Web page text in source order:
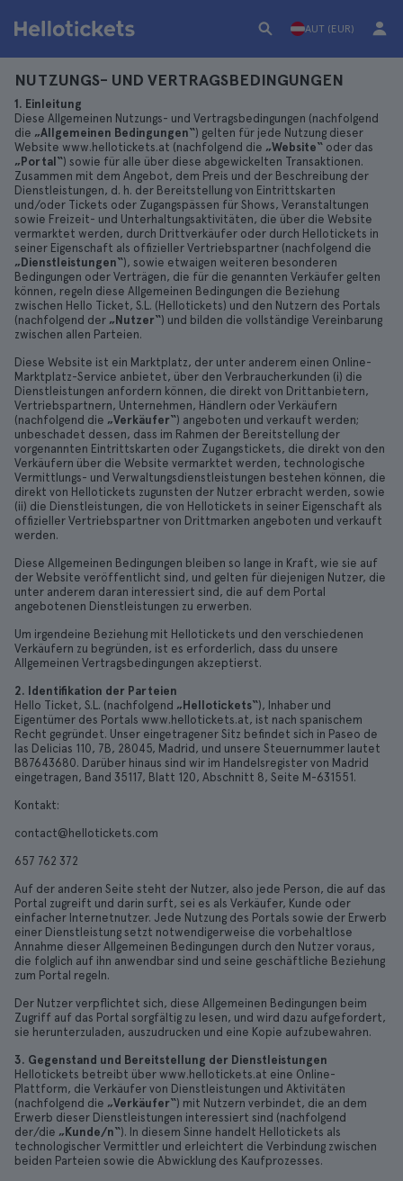
AUT (EUR)
NUTZUNGS- UND VERTRAGSBEDINGUNGEN
1. Einleitung
Diese Allgemeinen Nutzungs- und Vertragsbedingungen (nachfolgend
die „Allgemeinen Bedingungen“) gelten für jede Nutzung dieser
Website www.hellotickets.at (nachfolgend die „Website“ oder das
„Portal“) sowie für alle über diese abgewickelten Transaktionen.
Zusammen mit dem Angebot, dem Preis und der Beschreibung der
Dienstleistungen, d. h. der Bereitstellung von Eintrittskarten
und/oder Tickets oder Zugangspässen für Shows, Veranstaltungen
sowie Freizeit- und Unterhaltungsaktivitäten, die über die Website
vermarktet werden, durch Drittverkäufer oder durch Hellotickets in
seiner Eigenschaft als offizieller Vertriebspartner (nachfolgend die
„Dienstleistungen“), sowie etwaigen weiteren besonderen
Bedingungen oder Verträgen, die für die genannten Verkäufer gelten
können, regeln diese Allgemeinen Bedingungen die Beziehung
zwischen Hello Ticket, S.L. (Hellotickets) und den Nutzern des Portals
(nachfolgend der „Nutzer“) und bilden die vollständige Vereinbarung
zwischen allen Parteien.
Diese Website ist ein Marktplatz, der unter anderem einen Online-
Marktplatz-Service anbietet, über den Verbraucherkunden (i) die
Dienstleistungen anfordern können, die direkt von Drittanbietern,
Vertriebspartnern, Unternehmen, Händlern oder Verkäufern
(nachfolgend die „Verkäufer“) angeboten und verkauft werden;
unbeschadet dessen, dass im Rahmen der Bereitstellung der
vorgenannten Eintrittskarten oder Zugangstickets, die direkt von den
Verkäufern über die Website vermarktet werden, technologische
Vermittlungs- und Verwaltungsdienstleistungen bestehen können, die
direkt von Hellotickets zugunsten der Nutzer erbracht werden, sowie
(ii) die Dienstleistungen, die von Hellotickets in seiner Eigenschaft als
offizieller Vertriebspartner von Drittmarken angeboten und verkauft
werden.
Diese Allgemeinen Bedingungen bleiben so lange in Kraft, wie sie auf
der Website veröffentlicht sind, und gelten für diejenigen Nutzer, die
unter anderem daran interessiert sind, die auf dem Portal
angebotenen Dienstleistungen zu erwerben.
Um irgendeine Beziehung mit Hellotickets und den verschiedenen
Verkäufern zu begründen, ist es erforderlich, dass du unsere
Allgemeinen Vertragsbedingungen akzeptierst.
2. Identifikation der Parteien
Hello Ticket, S.L. (nachfolgend „Hellotickets“), Inhaber und
Eigentümer des Portals www.hellotickets.at, ist nach spanischem
Recht gegründet. Unser eingetragener Sitz befindet sich in Paseo de
las Delicias 110, 7B, 28045, Madrid, und unsere Steuernummer lautet
B87643680. Darüber hinaus sind wir im Handelsregister von Madrid
eingetragen, Band 35117, Blatt 120, Abschnitt 8, Seite M-631551.
Kontakt:
contact@hellotickets.com
657 762 372
Auf der anderen Seite steht der Nutzer, also jede Person, die auf das
Portal zugreift und darin surft, sei es als Verkäufer, Kunde oder
einfacher Internetnutzer. Jede Nutzung des Portals sowie der Erwerb
einer Dienstleistung setzt notwendigerweise die vorbehaltlose
Annahme dieser Allgemeinen Bedingungen durch den Nutzer voraus,
die folglich auf ihn anwendbar sind und seine geschäftliche Beziehung
zum Portal regeln.
Der Nutzer verpflichtet sich, diese Allgemeinen Bedingungen beim
Zugriff auf das Portal sorgfältig zu lesen, und wird dazu aufgefordert,
sie herunterzuladen, auszudrucken und eine Kopie aufzubewahren.
3. Gegenstand und Bereitstellung der Dienstleistungen
Hellotickets betreibt über www.hellotickets.at eine Online-
Plattform, die Verkäufer von Dienstleistungen und Aktivitäten
(nachfolgend die „Verkäufer“) mit Nutzern verbindet, die an dem
Erwerb dieser Dienstleistungen interessiert sind (nachfolgend
der/die „Kunde/n“). In diesem Sinne handelt Hellotickets als
technologischer Vermittler und erleichtert die Verbindung zwischen
beiden Parteien sowie die Abwicklung des Kaufprozesses.